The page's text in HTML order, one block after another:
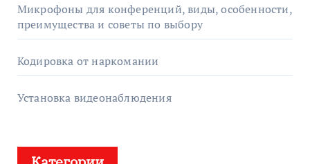
Микрофоны для конференций, виды, особенности,
преимущества и советы по выбору
Кодировка от наркомании
Установка видеонаблюдения